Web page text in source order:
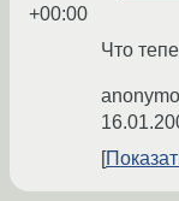
+00:00
Что